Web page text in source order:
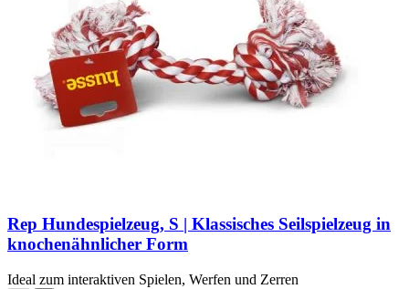
Rep Hundespielzeug, S | Klassisches Seilspielzeug in
knochenähnlicher Form
Ideal zum interaktiven Spielen, Werfen und Zerren